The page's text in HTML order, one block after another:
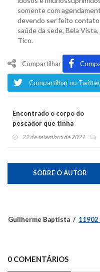
somente com
devendo ser feito
saúde da sede, Bela
Tico.
Compartilhar
Compartilhar no Twitter
Encontrado o corpo do
pescador que tinha
desaparecido no rio Caí
22 de setembro de 2021
SOBRE O AUTOR
Guilherme Baptista 11902
0 COMENTÁRIOS